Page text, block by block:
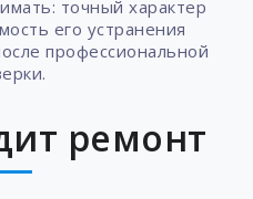
точный характер
его устранения
профессиональной
ремонт